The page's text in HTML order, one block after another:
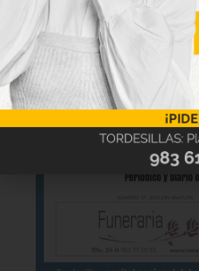
Hazte ya con la
la revista Tordesillas
imagen para verla